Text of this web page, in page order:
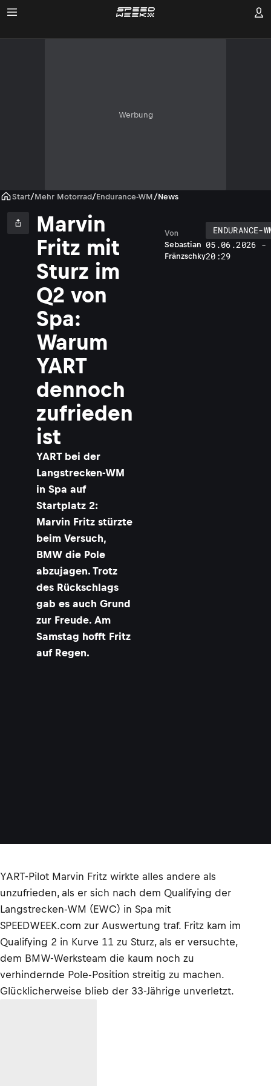
Werbung
Start/Mehr Motorrad/Endurance-WM /News
Marvin
Fritz mit
Sturz im
Q2 von
Spa:
Warum
YART
dennoch
zufrieden
ist
YART bei der
Langstrecken-WM
in Spa auf
Startplatz 2:
Marvin Fritz stürzte
beim Versuch,
BMW die Pole
abzujagen. Trotz
des Rückschlags
gab es auch Grund
zur Freude. Am
Samstag hofft Fritz
auf Regen.
Sebastian
Fränzschky
Von
ENDURANCE-
05.06.2026 -
20:29
YART-Pilot Marvin Fritz wirkte alles andere als
unzufrieden, als er sich nach dem Qualifying der
Langstrecken-WM (EWC) in Spa mit
SPEEDWEEK.com zur Auswertung traf. Fritz kam im
Qualifying 2 in Kurve 11 zu Sturz, als er versuchte,
dem BMW-Werksteam die kaum noch zu
verhindernde Pole-Position streitig zu machen.
Glücklicherweise blieb der 33-Jährige unverletzt.